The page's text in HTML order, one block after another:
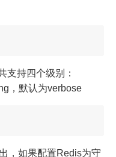
支持四个级别：
，默认为verbose
，如果配置Redis为守